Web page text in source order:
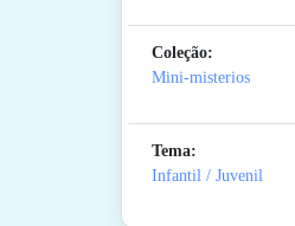
Coleção:
Mini-misterios
Tema:
Infantil / Juvenil